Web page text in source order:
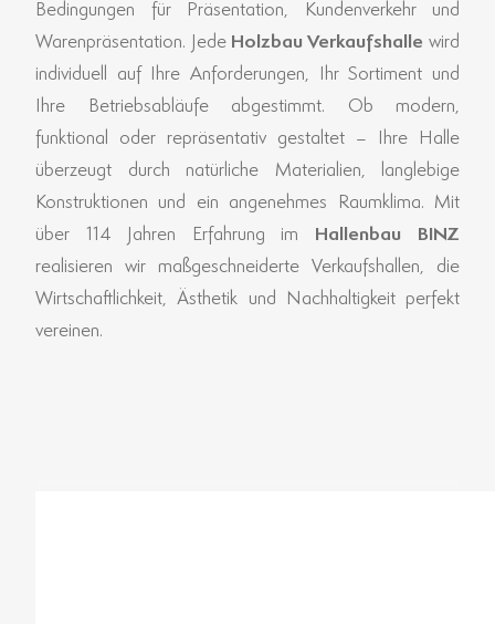
Bedingungen für Präsentation, Kundenverkehr und
Warenpräsentation. Jede Holzbau Verkaufshalle wird
individuell auf Ihre Anforderungen, Ihr Sortiment und
Ihre Betriebsabläufe abgestimmt. Ob modern,
funktional oder repräsentativ gestaltet – Ihre Halle
überzeugt durch natürliche Materialien, langlebige
Konstruktionen und ein angenehmes Raumklima. Mit
über 114 Jahren Erfahrung im Hallenbau BINZ
realisieren wir maßgeschneiderte Verkaufshallen, die
Wirtschaftlichkeit, Ästhetik und Nachhaltigkeit perfekt
vereinen.